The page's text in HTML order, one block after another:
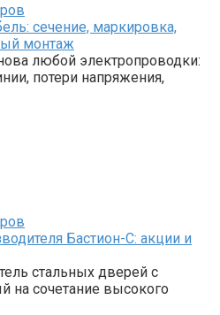
сечение, маркировка,
монтаж
любой электропроводки:
потери напряжения,
Бастион-С: акции и
стальных дверей с
на сочетание высокого